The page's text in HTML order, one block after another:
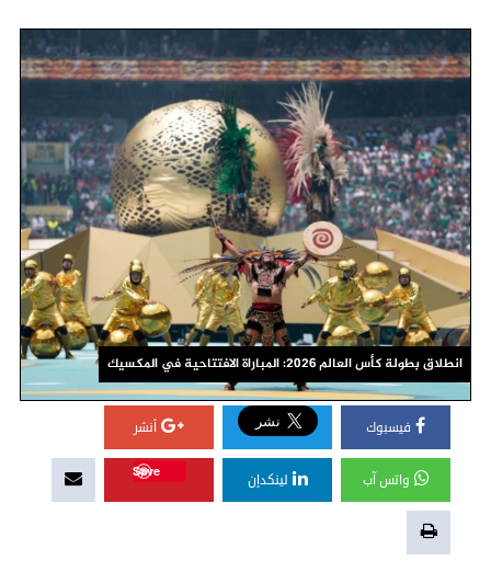
انطلاق بطولة كأس العالم 2026: المباراة الافتتاحية في المكسيك
فيسبوك أنشر
واتس آب لينكدإن
Save